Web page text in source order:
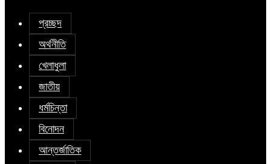
প্রচ্ছদ
অর্থনীতি
খেলাধুলা
জাতীয়
ধর্মচিন্তা
বিনোদন
আন্তর্জাতিক